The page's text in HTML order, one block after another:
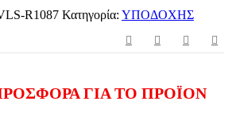
R1087 Κατηγορία: ΥΠΟΔΟΧΗΣ
ΓΙΑ ΤΟ ΠΡΟΪΟΝ